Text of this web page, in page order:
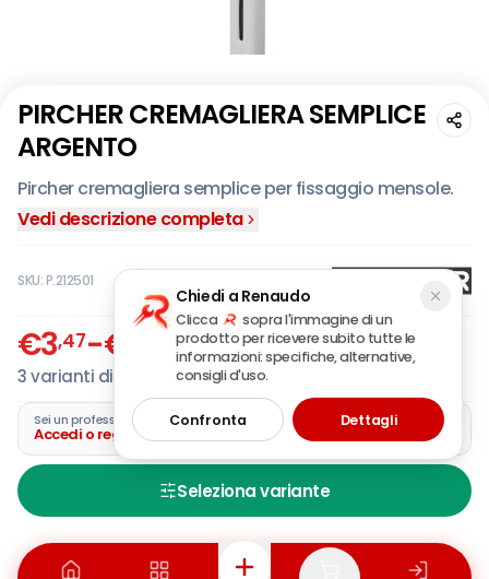
PIRCHER CREMAGLIERA SEMPLICE
ARGENTO
Pircher cremagliera semplice per fissaggio mensole.
Vedi descrizione completa
SKU:P.212501
€3,47-€ IVA incl.
3varianti disponibili
Sei un professionista?
Accedi o registra la tua azienda
Seleziona variante
Chiedi a Renaudo
Clicca
sopra l'immagine di un
prodotto per ricevere subito tutte le
informazioni: specifiche, alternative,
consigli d'uso.
Confronta Dettagli